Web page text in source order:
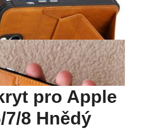
pro Apple
7/8 Hnědý